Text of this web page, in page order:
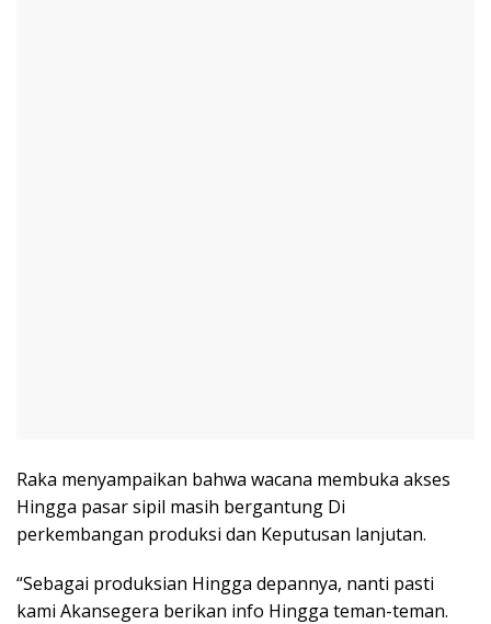
Raka menyampaikan bahwa wacana membuka akses
Hingga pasar sipil masih bergantung Di
perkembangan produksi dan Keputusan lanjutan.
“Sebagai produksian Hingga depannya, nanti pasti
kami Akansegera berikan info Hingga teman-teman.